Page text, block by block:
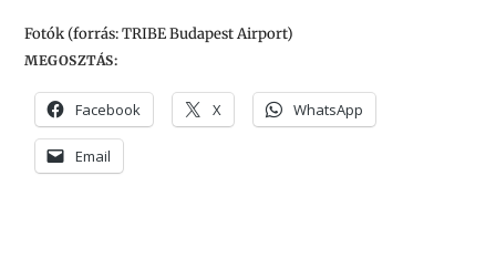
Fotók (forrás: TRIBE Budapest Airport)
MEGOSZTÁS:
Facebook X WhatsApp
Email